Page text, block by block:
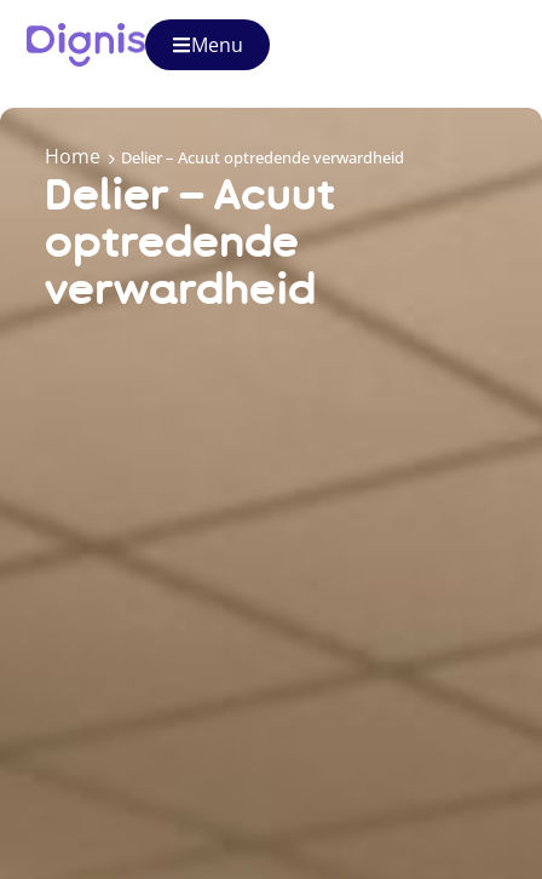
Menu
Home Delier – Acuut optredende verwardheid
Delier – Acuut
optredende
verwardheid